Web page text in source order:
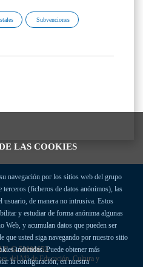
LAS COOKIES
navegación por los sitios web del grupo
(ficheros de datos anónimos), las
usuario, de manera no intrusiva. Estos
y estudiar de forma anónima algunas
Web, y acumulan datos que pueden ser
que usted siga navegando por nuestro sitio
indicadas. Puede obtener más
la configuración, en nuestra
Subvenciones
G-50000652.
del Mº de Educación, Cultura y